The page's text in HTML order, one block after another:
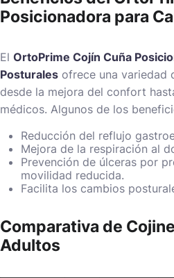
Posicionadora para
El OrtoPrime Cojín Cuña
Posturales ofrece una variedad
desde la mejora del confort
médicos. Algunos de los
Reducción del reflujo
Mejora de la respiración al
Prevención de úlceras por
movilidad reducida.
Facilita los cambios
Comparativa de
Adultos